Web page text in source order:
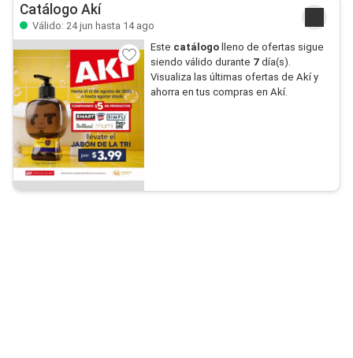
Catálogo Akí
Válido: 24 jun hasta 14 ago
Este catálogo lleno de ofertas sigue
siendo válido durante 7día(s).
Visualiza las últimas ofertas de Akí y
ahorra en tus compras en Akí.